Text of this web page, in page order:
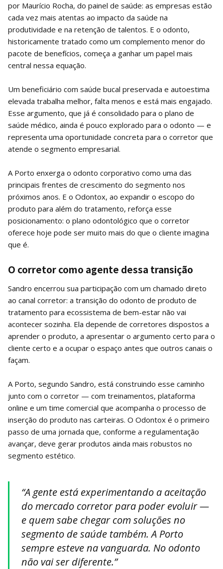
por Maurício Rocha, do painel de saúde: as empresas estão
cada vez mais atentas ao impacto da saúde na
produtividade e na retenção de talentos. E o odonto,
historicamente tratado como um complemento menor do
pacote de benefícios, começa a ganhar um papel mais
central nessa equação.
Um beneficiário com saúde bucal preservada e autoestima
elevada trabalha melhor, falta menos e está mais engajado.
Esse argumento, que já é consolidado para o plano de
saúde médico, ainda é pouco explorado para o odonto — e
representa uma oportunidade concreta para o corretor que
atende o segmento empresarial.
A Porto enxerga o odonto corporativo como uma das
principais frentes de crescimento do segmento nos
próximos anos. E o Odontox, ao expandir o escopo do
produto para além do tratamento, reforça esse
posicionamento: o plano odontológico que o corretor
oferece hoje pode ser muito mais do que o cliente imagina
que é.
O corretor como agente dessa transição
Sandro encerrou sua participação com um chamado direto
ao canal corretor: a transição do odonto de produto de
tratamento para ecossistema de bem-estar não vai
acontecer sozinha. Ela depende de corretores dispostos a
aprender o produto, a apresentar o argumento certo para o
cliente certo e a ocupar o espaço antes que outros canais o
façam.
A Porto, segundo Sandro, está construindo esse caminho
junto com o corretor — com treinamentos, plataforma
online e um time comercial que acompanha o processo de
inserção do produto nas carteiras. O Odontox é o primeiro
passo de uma jornada que, conforme a regulamentação
avançar, deve gerar produtos ainda mais robustos no
segmento estético.
“A gente está experimentando a aceitação
do mercado corretor para poder evoluir —
e quem sabe chegar com soluções no
segmento de saúde também. A Porto
sempre esteve na vanguarda. No odonto
não vai ser diferente.”